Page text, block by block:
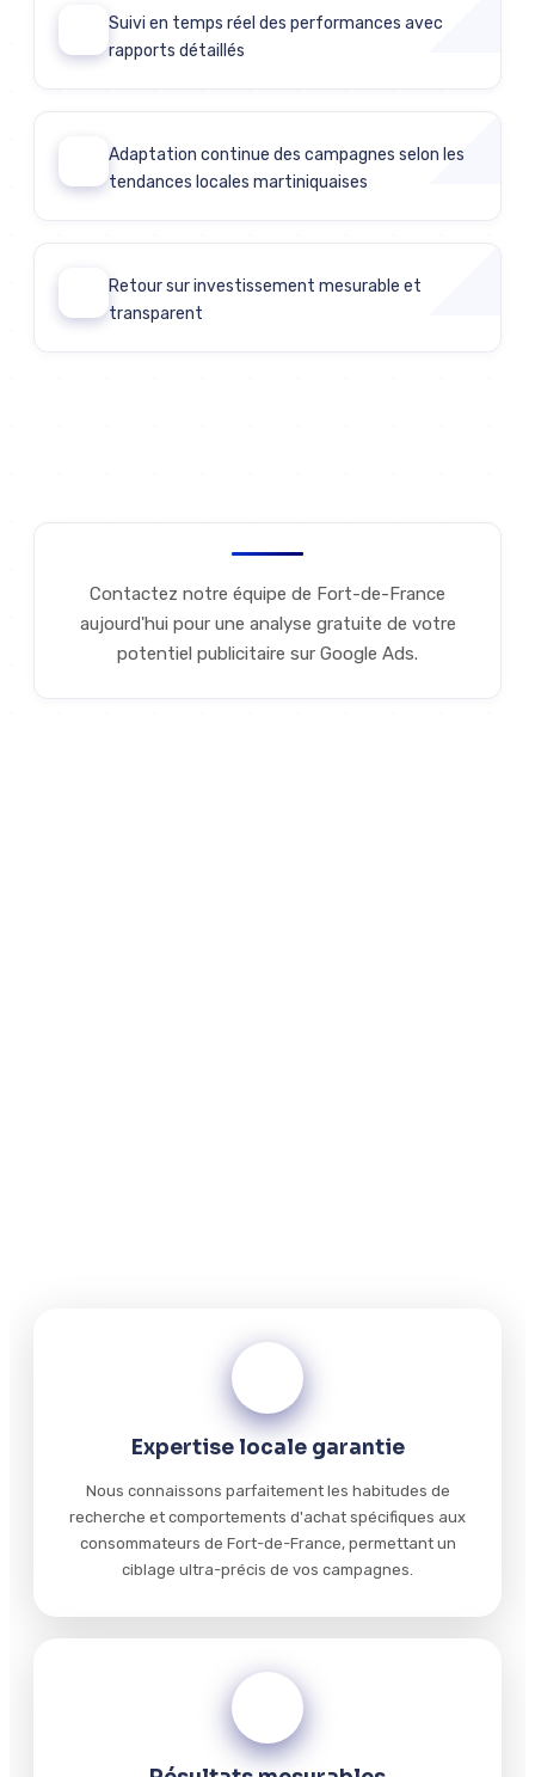
Suivi en temps réel des performances avec
rapports détaillés
Adaptation continue des campagnes selon les
tendances locales martiniquaises
Retour sur investissement mesurable et
transparent
Contactez notre équipe de Fort-de-France
aujourd'hui pour une analyse gratuite de votre
potentiel publicitaire sur Google Ads.
Expertise locale garantie
Nous connaissons parfaitement les habitudes de
recherche et comportements d'achat spécifiques aux
consommateurs de Fort-de-France, permettant un
ciblage ultra-précis de vos campagnes.